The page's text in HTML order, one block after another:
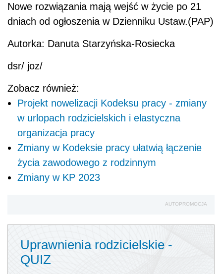
Nowe rozwiązania mają wejść w życie po 21
dniach od ogłoszenia w Dzienniku Ustaw.(PAP)
Autorka: Danuta Starzyńska-Rosiecka
dsr/ joz/
Zobacz również:
Projekt nowelizacji Kodeksu pracy - zmiany
w urlopach rodzicielskich i elastyczna
organizacja pracy
Zmiany w Kodeksie pracy ułatwią łączenie
życia zawodowego z rodzinnym
Zmiany w KP 2023
AUTOPROMOCJA
Uprawnienia rodzicielskie -
QUIZ